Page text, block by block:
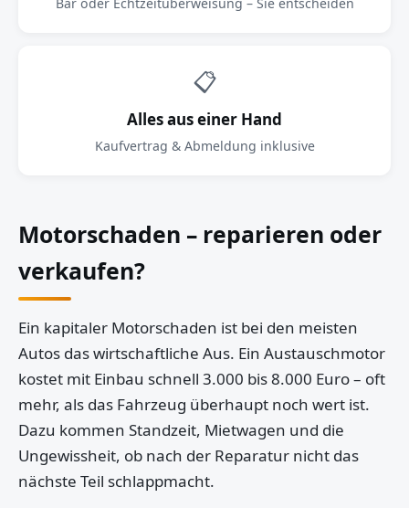
📋
Alles aus einer Hand
Kaufvertrag & Abmeldung inklusive
Motorschaden – reparieren oder
verkaufen?
Ein kapitaler Motorschaden ist bei den meisten
Autos das wirtschaftliche Aus. Ein Austauschmotor
kostet mit Einbau schnell 3.000 bis 8.000 Euro – oft
mehr, als das Fahrzeug überhaupt noch wert ist.
Dazu kommen Standzeit, Mietwagen und die
Ungewissheit, ob nach der Reparatur nicht das
nächste Teil schlappmacht.